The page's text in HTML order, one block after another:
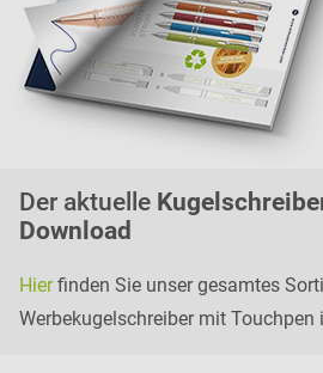
Der aktuelle
Download
Hierfinden Sie unser gesamtes
Werbekugelschreiber mit Touchpen